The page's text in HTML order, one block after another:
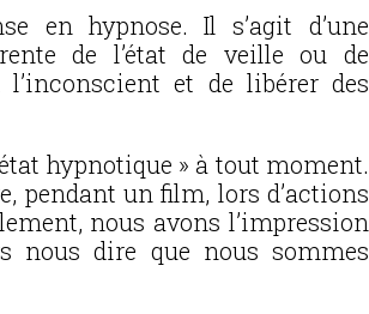
en hypnose. Il s’agit d’une
de l’état de veille ou de
et de libérer des
hypnotique » à tout moment.
pendant un film, lors d’actions
nous avons l’impression
nous dire que nous sommes